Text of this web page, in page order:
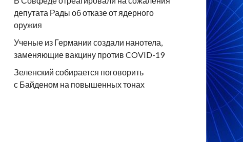
депутата Рады об отказе от ядерного
оружия
Ученые из Германии создали нанотела,
заменяющие вакцину против COVID-19
Зеленский собирается поговорить
с Байденом на повышенных тонах